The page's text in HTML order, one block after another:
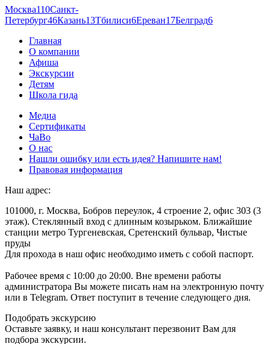
Москва110Санкт-
Петербург46Казань13Тбилиси6Ереван17Белград6
Главная
О компании
Афиша
Экскурсии
Детям
Школа гида
Медиа
Сертификаты
ЧаВо
О нас
Нашли ошибку или есть идея? Напишите нам!
Правовая информация
Наш адрес:
101000, г. Москва, Бобров переулок, 4 строение 2, офис 303 (3
этаж). Стеклянный вход с длинным козырьком. Ближайшие
станции метро Тургеневская, Сретенский бульвар, Чистые
пруды
Для прохода в наш офис необходимо иметь с собой паспорт.
Рабочее время с 10:00 до 20:00. Вне времени работы
администратора Вы можете писать нам на электронную почту
или в Telegram. Ответ поступит в течение следующего дня.
Подобрать экскурсию
Оставьте заявку, и наш консультант перезвонит Вам для
подбора экскурсии.